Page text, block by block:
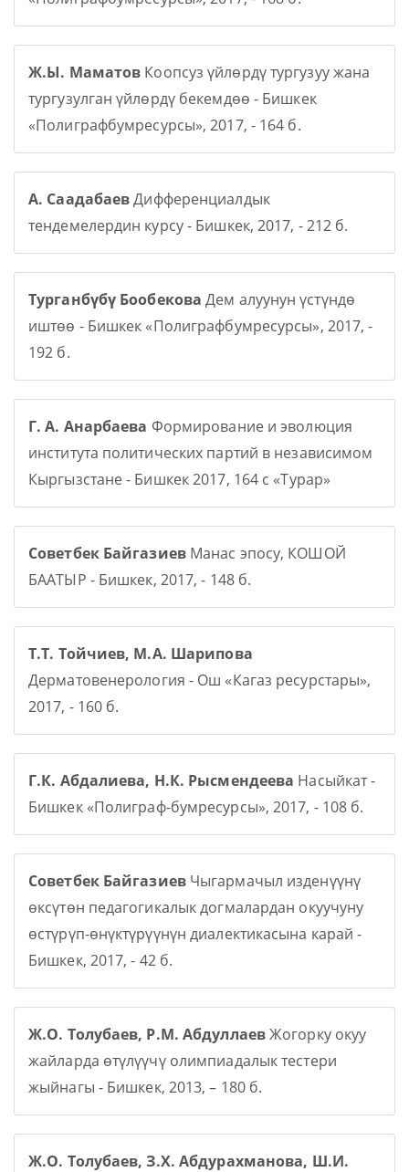
Ж.Ы. Маматов Коопсуз үйлөрдү тургузуу жана
тургузулган үйлөрдү бекемдөө - Бишкек
«Полиграфбумресурсы», 2017, - 164 б.
А. СаадабаевДифференциалдык
тендемелердин курсу - Бишкек, 2017, - 212 б.
Турганбүбү Бообекова Дем алуунун үстүндө
иштөө - Бишкек «Полиграфбумресурсы», 2017, -
192 б.
Г. А. Анарбаева Формирование и эволюция
института политических партий в независимом
Кыргызстане - Бишкек 2017, 164 с «Турар»
Советбек БайгазиевМанас эпосу, КОШОЙ
БААТЫР - Бишкек, 2017, - 148 б.
Т.Т. Тойчиев, М.А. Шарипова
Дерматовенерология - Ош «Кагаз ресурстары»,
2017, - 160 б.
Г.К. Абдалиева, Н.К. Рысмендеева Насыйкат -
Бишкек «Полиграф-бумресурсы», 2017, - 108 б.
Советбек БайгазиевЧыгармачыл изденүүнү
өксүтөн педагогикалык догмалардан окуучуну
өстүрүп-өнүктүрүүнүн диалектикасына карай -
Бишкек, 2017, - 42 б.
Ж.О. Толубаев, Р.М. АбдуллаевЖогорку окуу
жайларда өтүлүүчү олимпиадалык тестери
жыйнагы - Бишкек, 2013, – 180 б.
Ж.О. Толубаев, З.Х. Абдурахманова, Ш.И.